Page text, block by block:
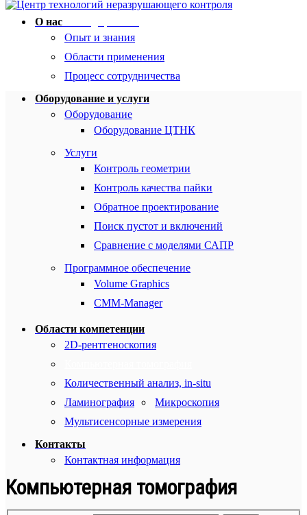
О нас
Опыт и знания
Области применения
Процесс сотрудничества
Оборудование и услуги
Оборудование
Оборудование ЦТНК
Услуги
Контроль геометрии
Контроль качества пайки
Обратное проектирование
Поиск пустот и включений
Сравнение с моделями САПР
Программное обеспечение
Volume Graphics
CMM-Manager
Области компетенции
2D-рентгеноскопия
Количественный анализ, in-situ
Ламинография
Микроскопия
Мультисенсорные измерения
Контакты
Контактная информация
Компьютерная томография